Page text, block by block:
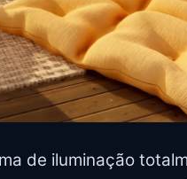
de iluminação